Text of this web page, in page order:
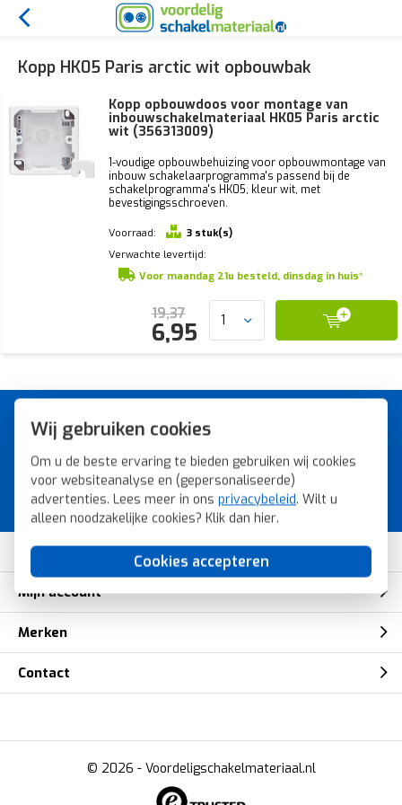
Wij gebruiken cookies
Om u de beste ervaring te bieden gebruiken wij cookies
voor websiteanalyse en (gepersonaliseerde)
advertenties. Lees meer in ons privacybeleid. Wilt u
alleen noodzakelijke cookies? Klik dan hier.
Cookies accepteren
Kopp HK05 Paris arctic wit opbouwbak
Kopp opbouwdoos voor montage van
inbouwschakelmateriaal HK05 Paris arctic
wit (356313009)
1-voudige opbouwbehuizing voor opbouwmontage van
inbouw schakelaarprogramma's passend bij de
schakelprogramma's HK05, kleur wit, met
bevestigingsschroeven.
Voorraad:
3 stuk(s)
Verwachte levertijd:
Voor maandag 21u besteld, dinsdag in huis*
19,37
6,95
A-merk schakelmateriaal voor
de laagste prijs.
Bestel snel, veilig en eenvoudig bij
Voordeligschakelmateriaal.nl.
Klantenservice
Mijn account
Merken
Contact
© 2026 - Voordeligschakelmateriaal.nl